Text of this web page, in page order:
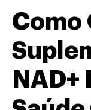
Como
NAD+